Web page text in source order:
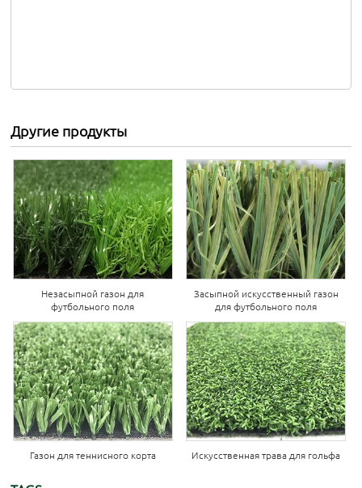
Другие продукты
Незасыпной газон для
футбольного поля
Засыпной искусственный газон
для футбольного поля
Газон для теннисного корта Искусственная трава для гольфа